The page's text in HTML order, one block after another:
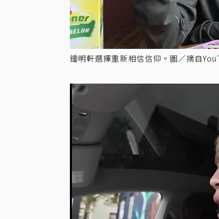
鍾明軒選擇重新相信信仰。圖／摘自